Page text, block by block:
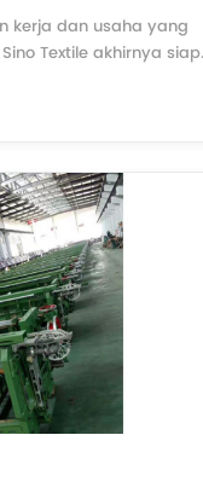
kerja dan usaha yang
Textile akhirnya siap
dan kami berharap